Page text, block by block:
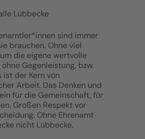
Lübbecke
sind immer
brauchen. Ohne viel
die eigene wertvolle
Gegenleistung, bzw.
ist der Kern von
Arbeit. Das Denken und
für die Gemeinschaft, für
Großen Respekt vor
Ohne Ehrenamt
nicht Lübbecke.